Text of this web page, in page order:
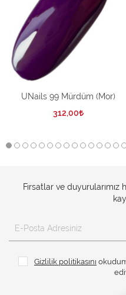
UNails 99 Mürdüm (Mor)
312,00
Fırsatlar ve
Gizlilik politikasını